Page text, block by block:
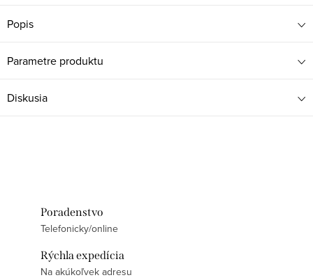
Popis
Parametre produktu
Diskusia
Poradenstvo
Telefonicky/online
Rýchla expedícia
Na akúkoľvek adresu